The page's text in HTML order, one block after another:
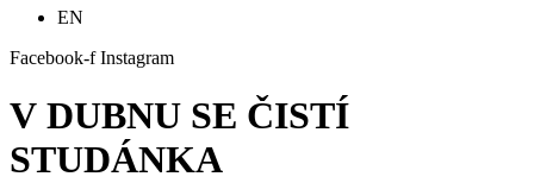
EN
Facebook-f Instagram
V DUBNU SE ČISTÍ
STUDÁNKA